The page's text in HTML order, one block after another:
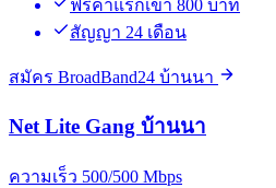
ฟรีค่าแรกเข้า 800 บาท
สัญญา 24 เดือน
สมัคร BroadBand24 บ้านนา
Net Lite Gang บ้านนา
ความเร็ว 500/500 Mbps